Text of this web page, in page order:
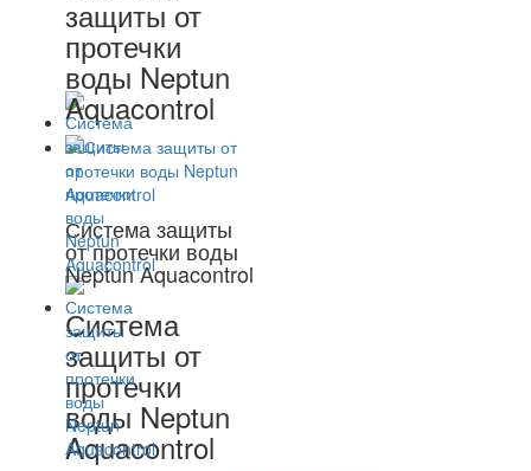
защиты от
протечки
воды Neptun
Aquacontrol
Система защиты
от протечки воды
Neptun Aquacontrol
Система
защиты от
протечки
воды Neptun
Aquacontrol